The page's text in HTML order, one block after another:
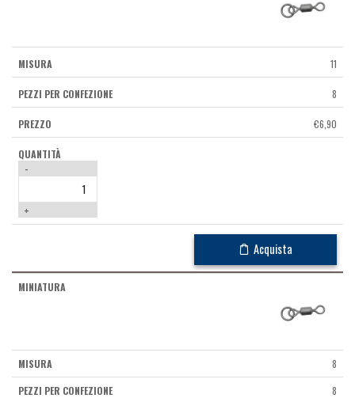
11
8
€6,90
-
+
Acquista
8
8